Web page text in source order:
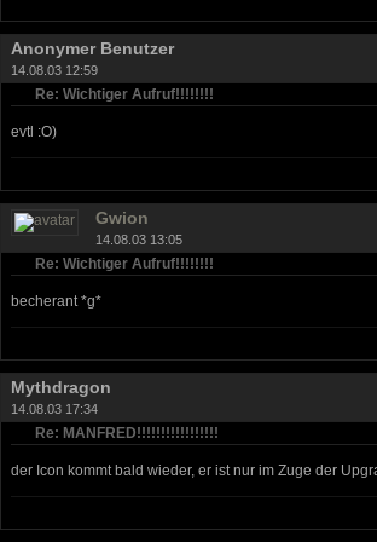
Anonymer Benutzer
14.08.03 12:59
Re: Wichtiger Aufruf!!!!!!!!
evtl :O)
Gwion
14.08.03 13:05
Re: Wichtiger Aufruf!!!!!!!!
becherant *g*
Mythdragon
14.08.03 17:34
Re: MANFRED!!!!!!!!!!!!!!!!!
der Icon kommt bald wieder, er ist nur im Zuge der